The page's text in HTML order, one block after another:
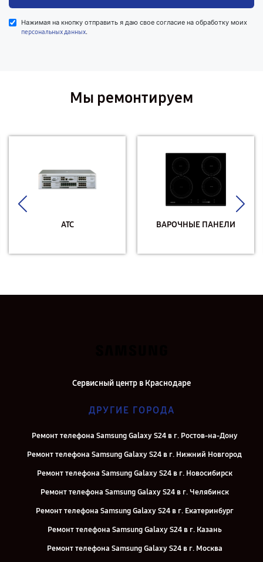
Нажимая на кнопку отправить я даю свое согласие на обработку моих
персональных данных.
Мы ремонтируем
АТС ВАРОЧНЫЕ ПАНЕЛИ
Сервисный центр в Краснодаре
ДРУГИЕ ГОРОДА
Ремонт телефона Samsung Galaxy S24 в г. Ростов-на-Дону
Ремонт телефона Samsung Galaxy S24 в г. Нижний Новгород
Ремонт телефона Samsung Galaxy S24 в г. Новосибирск
Ремонт телефона Samsung Galaxy S24 в г. Челябинск
Ремонт телефона Samsung Galaxy S24 в г. Екатеринбург
Ремонт телефона Samsung Galaxy S24 в г. Казань
Ремонт телефона Samsung Galaxy S24 в г. Москва